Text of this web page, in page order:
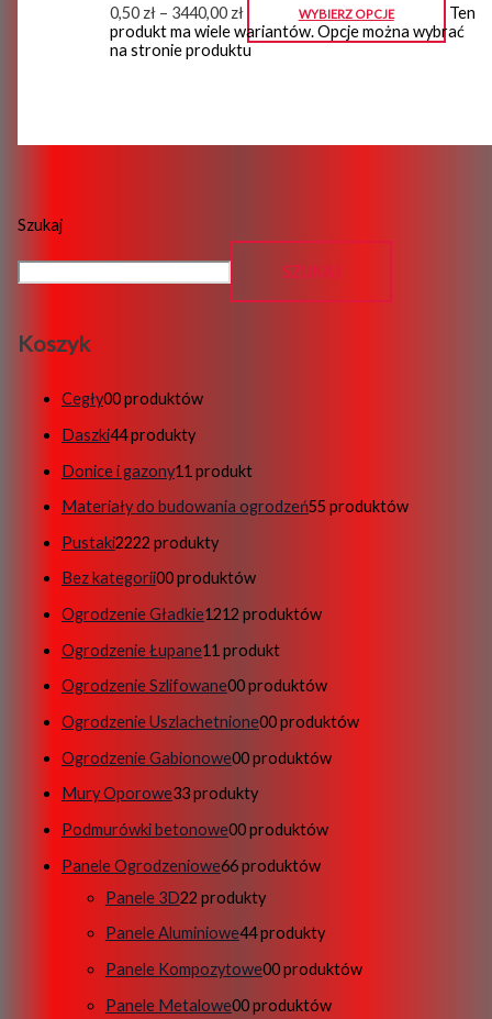
Szukaj
SZUKAJ
Koszyk
Cegły00 produktów
Daszki44 produkty
Donice i gazony1 1 produkt
Materiały do budowania ogrodzeń55 produktów
Pustaki2222 produkty
Bez kategorii00 produktów
Ogrodzenie Gładkie1212 produktów
Ogrodzenie Łupane1 1 produkt
Ogrodzenie Szlifowane00 produktów
Ogrodzenie Uszlachetnione00 produktów
Ogrodzenie Gabionowe00 produktów
Mury Oporowe33 produkty
Podmurówki betonowe00 produktów
Panele Ogrodzeniowe66 produktów
Panele 3D22 produkty
Panele Aluminiowe44 produkty
Panele Kompozytowe00 produktów
Panele Metalowe00 produktów
0,50 zł– 3440,00 zł WYBIERZ OPCJE
Ten
produkt ma wiele wariantów. Opcje można wybrać
na stronie produktu